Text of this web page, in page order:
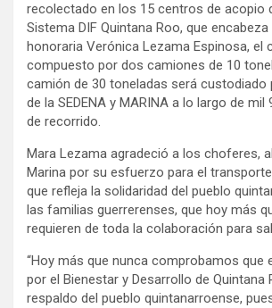
recolectado en los 15 centros de acopio
Sistema DIF Quintana Roo, que
honoraria Verónica Lezama Espinosa, el
compuesto por dos camiones de 10
camión de 30 toneladas será custodiado
de la SEDENA y MARINA a lo largo de
de recorrido.
Mara Lezama agradeció a los choferes,
Marina por su esfuerzo para el
que refleja la solidaridad del pueblo
las familias guerrerenses, que hoy más
requieren de toda la colaboración para
“Hoy más que nunca comprobamos que
por el Bienestar y Desarrollo de Quintana
respaldo del pueblo quintanarroense,